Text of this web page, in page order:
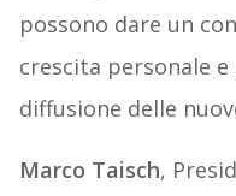
possono dare un
crescita personale
diffusione delle
Marco Taisch,